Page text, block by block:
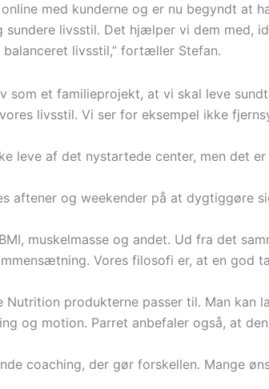
med kunderne og er nu begyndt at
sundere livsstil. Det hjælper vi dem
livsstil,” fortæller Stefan.
et familieprojekt, at vi skal leve
livsstil. Vi ser for eksempel ikke
leve af det nystartede center, men det
aftener og weekender på at dygtiggøre
muskelmasse og andet. Ud fra det
Vores filosofi er, at en
produkterne passer til. Man
og motion. Parret anbefaler også, at
coaching, der gør forskellen. Mange